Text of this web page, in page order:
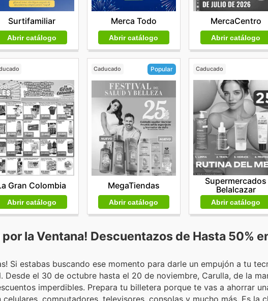
Surtifamiliar
Abrir catálogo
Merca Todo
Abrir catálogo
MercaCentro
Abrir catálogo
Gran Colombia
Abrir catálogo
Caducado Popular
MegaTiendas
Abrir catálogo
Caducado
Supermercados
Belalcazar
Abrir catálogo
por la Ventana! Descuentazos de Hasta 50%
Si estabas buscando ese momento para darle un empujón a tu
el 30 de octubre hasta el 20 de noviembre, Carulla, de la
imperdibles. Prepara tu billetera porque te vas a ahorrar